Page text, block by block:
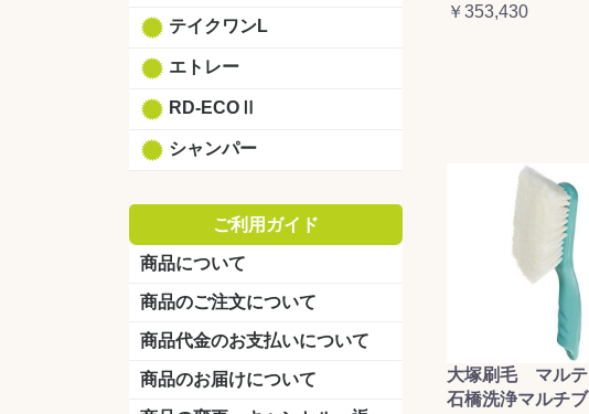
テイクワンL
エトレー
RD-ECOⅡ
シャンパー
ご利用ガイド
商品について
商品のご注文について
商品代金のお支払いについて
商品のお届けについて
￥353,430
大塚刷毛 マルテ
石橋洗浄マルチ